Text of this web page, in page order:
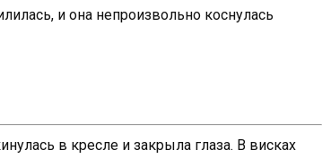
и она непроизвольно коснулась
в кресле и закрыла глаза. В висках